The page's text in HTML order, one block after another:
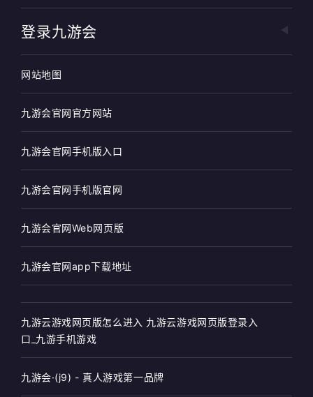
登录九游会
网站地图
九游会官网官方网站
九游会官网手机版入口
九游会官网手机版官网
九游会官网Web网页版
九游会官网app下载地址
九游云游戏网页版怎么进入 九游云游戏网页版登录入
口_九游手机游戏
九游会·(j9) - 真人游戏第一品牌